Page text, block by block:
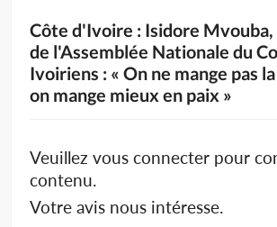
Côte d'Ivoire : Isidore
de l'Assemblée Nationale du
Ivoiriens : « On ne mange pas
on mange mieux en paix »
Veuillez vous connecter pour
contenu.
Votre avis nous intéresse.